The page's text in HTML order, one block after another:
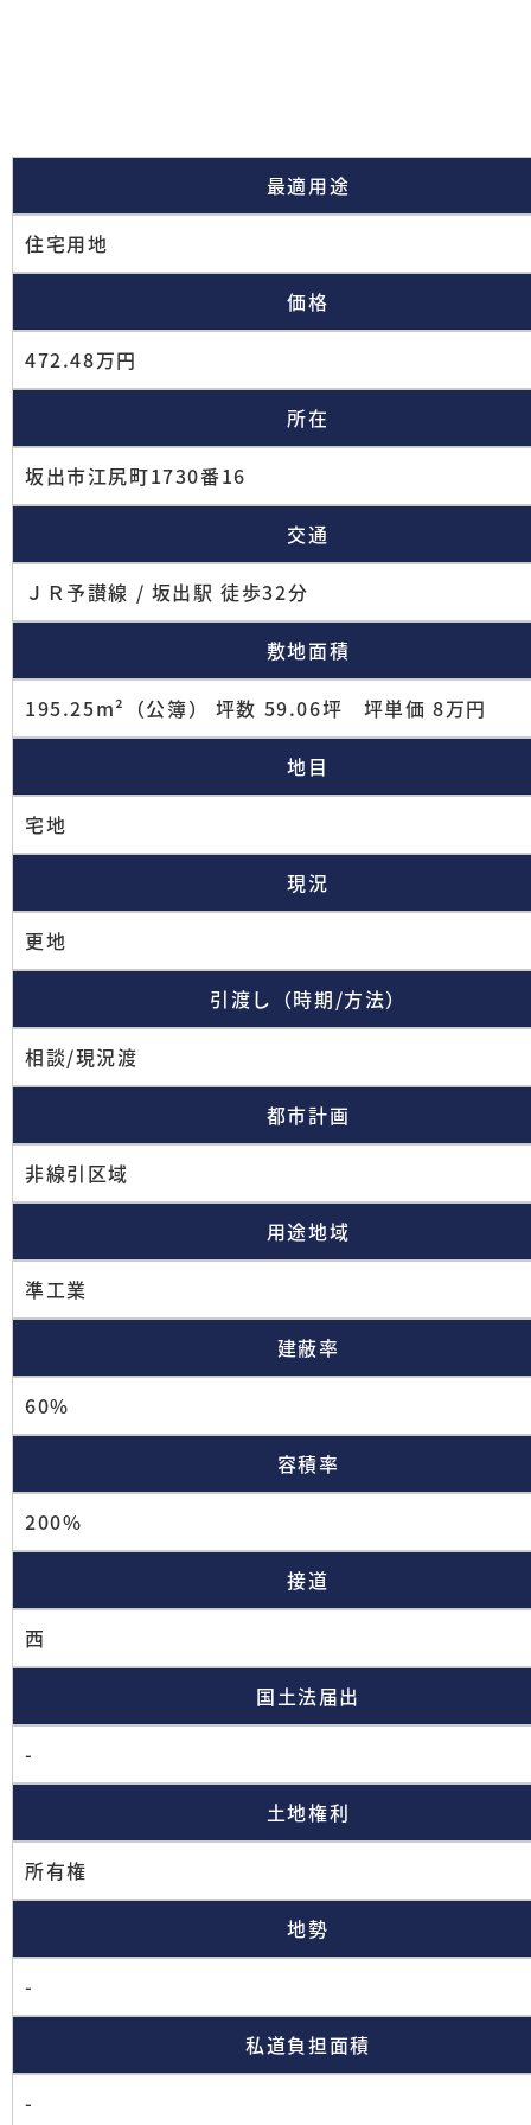
最適用途
住宅用地
価格
472.48万円
所在
坂出市江尻町1730番16
交通
ＪＲ予讃線 / 坂出駅 徒歩32分
敷地面積
195.25m²（公簿） 坪数 59.06坪 坪単価 8万円
地目
宅地
現況
更地
引渡し（時期/方法）
相談/現況渡
都市計画
非線引区域
用途地域
準工業
建蔽率
60%
容積率
200%
接道
西
国土法届出
-
土地権利
所有権
地勢
-
私道負担面積
-